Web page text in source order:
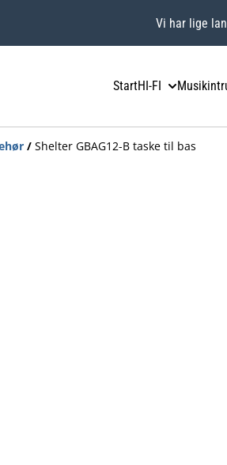
Vi har lige
StartHI-FI
/ Shelter GBAG12-B taske til bas